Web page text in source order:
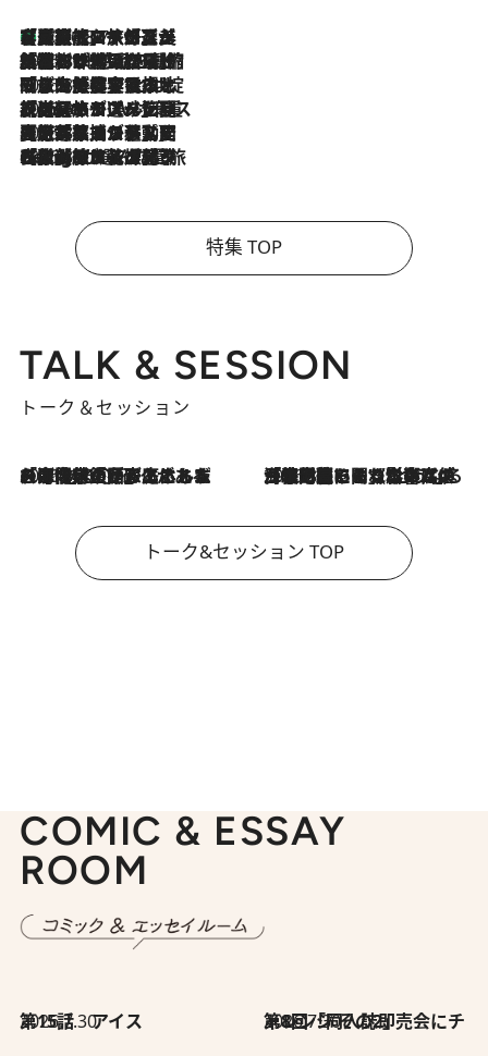
2026.8.7
【厳選旅コスメ】「多機能アイテムがメイン！」旅好き美容エディターが選んだ夏旅ベストコスメを発表【Mサイズジップ】
2026.8.6
「荷物が増えるほど旅ストレスは増す」美容ジャーナリストがたどり着いた最終結論。“化粧品を劇的に減らす”感動の凝縮美容とは
2026.8.6
「旅先には金髪ウィッグを持参」日本と同じメイクでは損してる!? 美容ジャーナリストが提案する“掟破りの旅美容”とは
2026.8.6
【厳選旅コスメ】「身軽さ＆UV対策重視！」ヘアアーティストshucoが選んだ夏旅ベストコスメを発表【Mサイズジップ】
2026.8.5
【厳選旅コスメ】国内をあちこち移動する河井菜摘が選んだ夏旅ベストコスメ発表！「リラックスアイテムはマスト」【Mサイズジップ】
2026.8.4
【厳選旅コスメ】「紫外線＆乾燥対策しながらメイク感も！」ヘア＆メイクGeorgeが選んだ夏旅ベストコスメを発表！【Mサイズジップ】
特集 TOP
TALK & SESSION
トーク＆セッション
2026.8.3
「今後値上げがあるとすれば…」「リスクがあるのは今年の冬」エネルギー専門家が語る、ホルムズ海峡封鎖が家庭にもたらす“ある心配” 2026.8.3
「住宅建てられない…」「サーチャージ料の高値が続いている」ホルムズ海峡封鎖による影響はいつまで続く？《エネルギー専門家に聞く“どうなる日本の暮らし”》
トーク&セッション TOP
COMIC & ESSAY
ROOM
2026.7.30
第15話 アイス 2026.7.30
第8回「同人誌即売会にチャレンジ その2」